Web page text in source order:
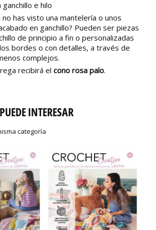
e hilo
no has visto una mantelería o unos
en ganchillo? Pueden ser piezas
de principio a fin o personalizadas
bordes o con detalles, a través de
complejos.
recibirá el cono rosa palo.
INTERESAR
categoría